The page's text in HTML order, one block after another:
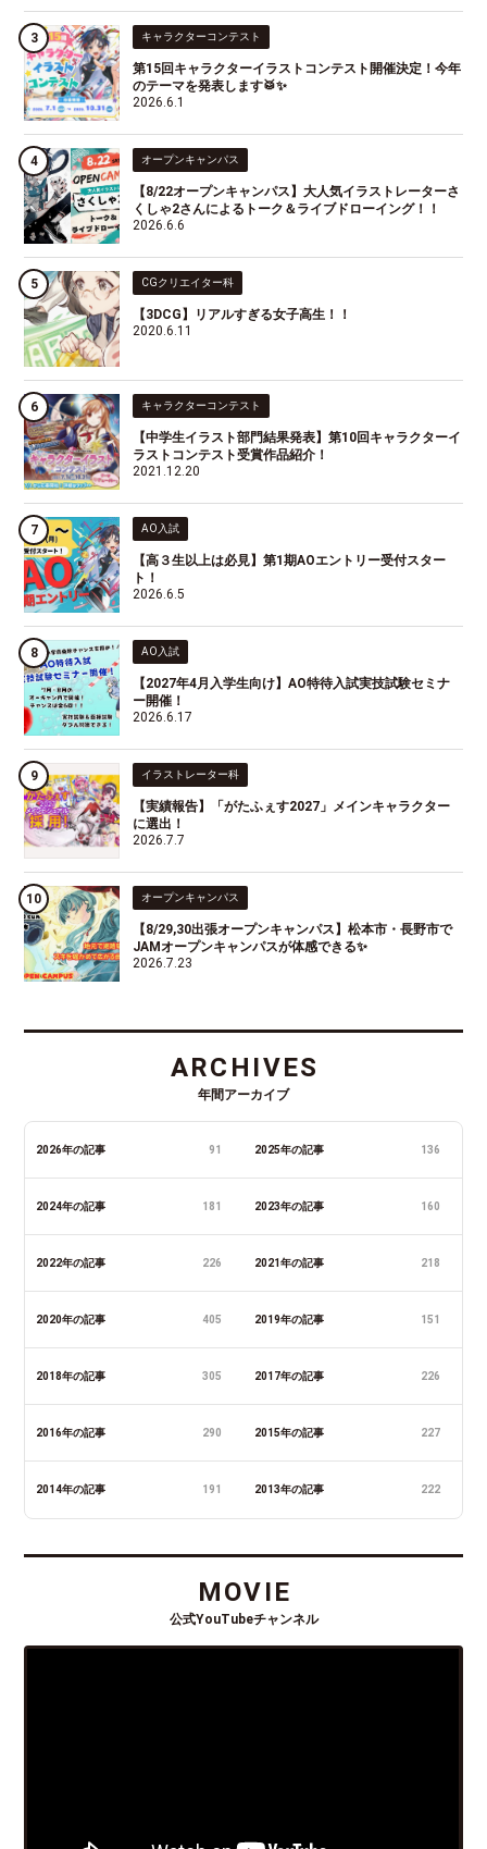
キャラクターコンテスト
第15回キャラクターイラストコンテスト開催決定！今年
のテーマを発表します🥁✨
2026.6.1
オープンキャンパス
【8/22オープンキャンパス】大人気イラストレーターさ
くしゃ2さんによるトーク＆ライブドローイング！！
2026.6.6
CGクリエイター科
【3DCG】リアルすぎる女子高生！！
2020.6.11
キャラクターコンテスト
【中学生イラスト部門結果発表】第10回キャラクターイ
ラストコンテスト受賞作品紹介！
2021.12.20
AO入試
【高３生以上は必見】第1期AOエントリー受付スター
ト！
2026.6.5
AO入試
【2027年4月入学生向け】AO特待入試実技試験セミナ
ー開催！
2026.6.17
イラストレーター科
【実績報告】「がたふぇす2027」メインキャラクター
に選出！
2026.7.7
オープンキャンパス
【8/29,30出張オープンキャンパス】松本市・長野市で
JAMオープンキャンパスが体感できる✨
2026.7.23
ARCHIVES
年間アーカイブ
2026年の記事 91 2025年の記事 136
2024年の記事 181 2023年の記事 160
2022年の記事 226 2021年の記事 218
2020年の記事 405 2019年の記事 151
2018年の記事 305 2017年の記事 226
2016年の記事 290 2015年の記事 227
2014年の記事 191 2013年の記事 222
MOVIE
公式YouTubeチャンネル